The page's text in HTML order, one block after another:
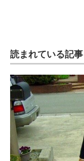
読まれている記事